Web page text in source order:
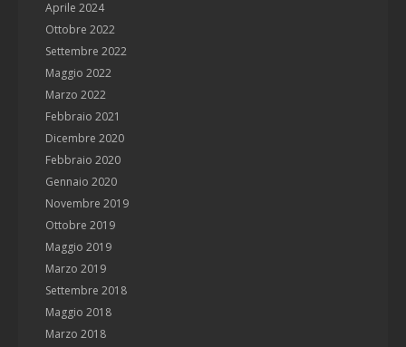
Aprile 2024
Ottobre 2022
Settembre 2022
Maggio 2022
Marzo 2022
Febbraio 2021
Dicembre 2020
Febbraio 2020
Gennaio 2020
Novembre 2019
Ottobre 2019
Maggio 2019
Marzo 2019
Settembre 2018
Maggio 2018
Marzo 2018